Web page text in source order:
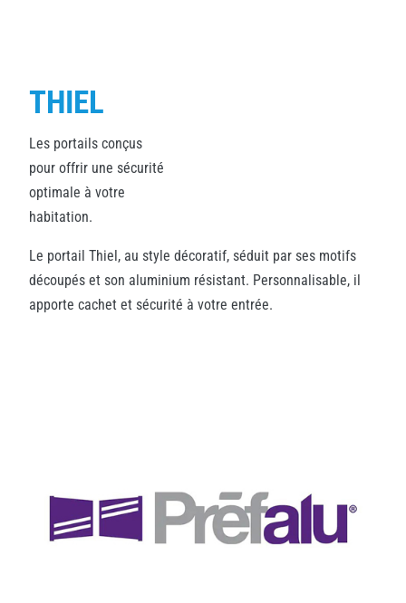
THIEL
Les portails conçus
pour offrir une sécurité
optimale à votre
habitation.
Le portail Thiel, au style décoratif, séduit par ses motifs
découpés et son aluminium résistant. Personnalisable, il
apporte cachet et sécurité à votre entrée.